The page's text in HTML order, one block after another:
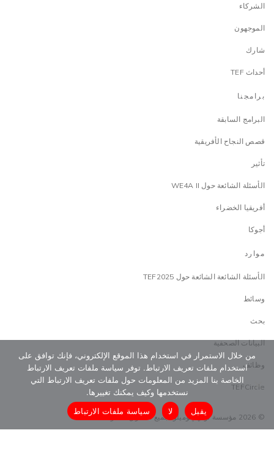
الشركاء
الموجهون
شارك
أحداث TEF
برامجنا
البرامج السابقة
قصص النجاح الأفريقية
تأثير
الأسئلة الشائعة حول WE4A II
أفريقيا الخضراء
أجوكا
موارد
الأسئلة الشائعة الشائعة حول TEF2025
وسائط
بحث
البيانات الصحفية
وظائف
TEFCircle
© 2026 مؤسسة توني إلوميلو. جميع الحقوق محفوظة
من خلال الاستمرار في استخدام هذا الموقع الإلكتروني، فإنك توافق على
استخدام ملفات تعريف الارتباط. توفر سياسة ملفات تعريف الارتباط
الخاصة بنا المزيد من المعلومات حول ملفات تعريف الارتباط التي
نستخدمها وكيف يمكنك تغييرها.
يقبل
لا سياسة ملفات الارتباط